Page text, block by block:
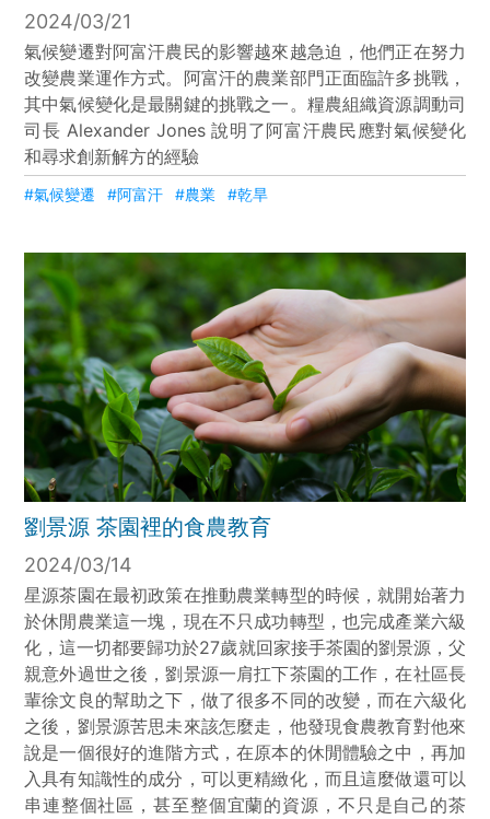
2024/03/21
氣候變遷對阿富汗農民的影響越來越急迫，他們正在努力
改變農業運作方式。阿富汗的農業部門正面臨許多挑戰，
其中氣候變化是最關鍵的挑戰之一。糧農組織資源調動司
司長 Alexander Jones 說明了阿富汗農民應對氣候變化
和尋求創新解方的經驗
#氣候變遷 #阿富汗 #農業 #乾旱
劉景源 茶園裡的食農教育
2024/03/14
星源茶園在最初政策在推動農業轉型的時候，就開始著力
於休閒農業這一塊，現在不只成功轉型，也完成產業六級
化，這一切都要歸功於27歲就回家接手茶園的劉景源，父
親意外過世之後，劉景源一肩扛下茶園的工作，在社區長
輩徐文良的幫助之下，做了很多不同的改變，而在六級化
之後，劉景源苦思未來該怎麼走，他發現食農教育對他來
說是一個很好的進階方式，在原本的休閒體驗之中，再加
入具有知識性的成分，可以更精緻化，而且這麼做還可以
串連整個社區，甚至整個宜蘭的資源，不只是自己的茶